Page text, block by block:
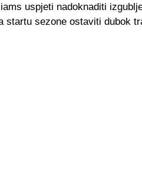
uspjeti nadoknaditi
startu sezone ostaviti dubok